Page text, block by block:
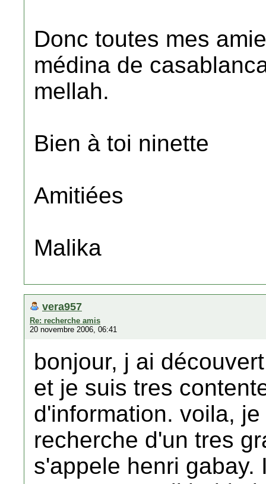
Donc toutes mes
médina de
mellah.
Bien à toi ninette
Amitiées
Malika
vera957
Re: recherche amis
20 novembre 2006, 06:41
bonjour, j ai
et je suis tres
d'information. voila,
recherche d'un tres
s'appele henri gabay.